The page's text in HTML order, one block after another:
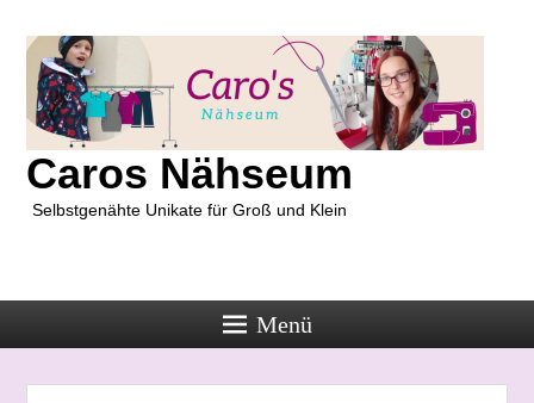
Caros Nähseum
Selbstgenähte Unikate für Groß und Klein
Menü